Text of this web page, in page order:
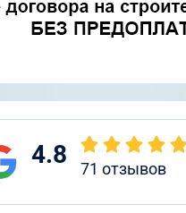
4.8 71 отзывов